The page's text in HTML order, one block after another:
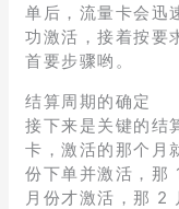
单后，流量卡会迅
功激活，接着按要
首要步骤哟。
结算周期的确定
接下来是关键的结
卡，激活的那个月
份下单并激活，那
月份才激活，那 2